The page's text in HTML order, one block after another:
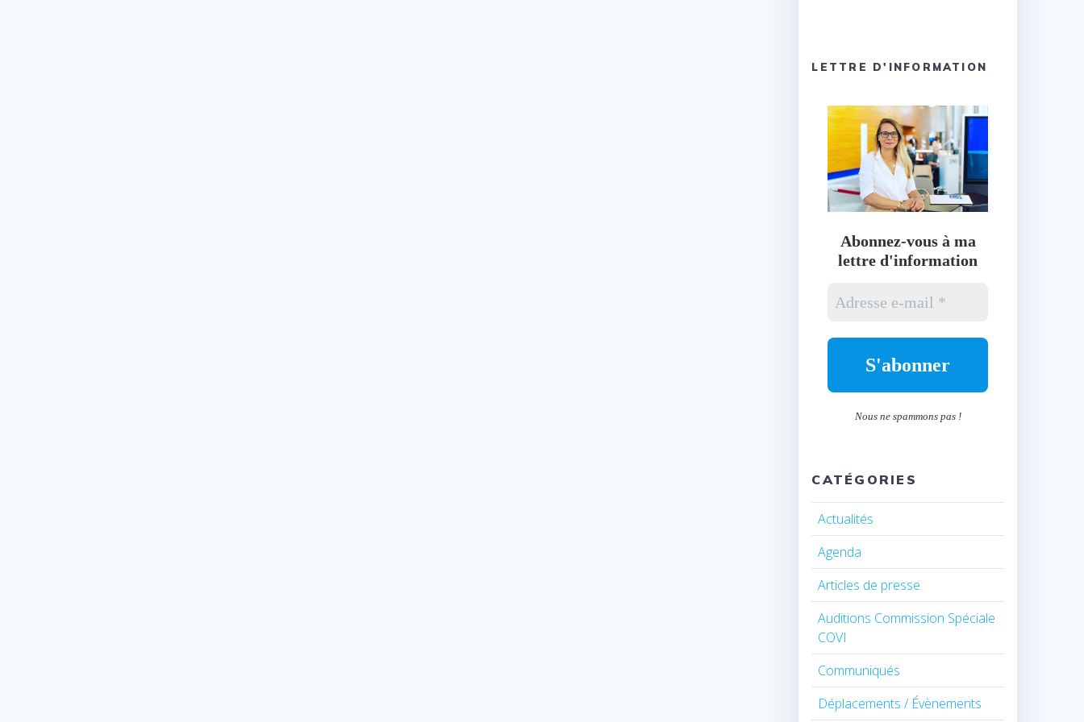
LETTRE D'INFORMATION
Abonnez-vous à ma
lettre d'information
Nous ne spammons pas !
CATÉGORIES
Actualités
Agenda
Articles de presse
Auditions Commission Spéciale
COVI
Communiqués
Déplacements / Évènements